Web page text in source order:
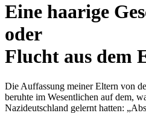
Eine haarige
oder
Flucht aus dem
Die Auffassung meiner Eltern von
beruhte im Wesentlichen auf dem,
Nazideutschland gelernt hatten: